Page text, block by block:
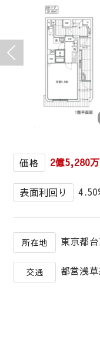
価格 2億5,280
表面利回り
所在地 東京都
交通 都営浅